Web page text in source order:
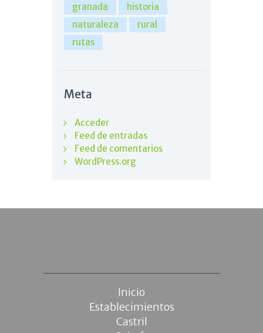
granada
historia
naturaleza
rural
rutas
Meta
Acceder
Feed de entradas
Feed de comentarios
WordPress.org
Inicio
Establecimientos
Castril